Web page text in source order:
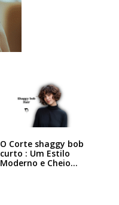
O Corte shaggy bob
curto : Um Estilo
Moderno e Cheio…